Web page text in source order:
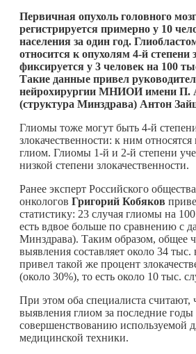
Первичная опухоль головного
регистрируется примерно у 10
населения за один год.
относится к опухолям 4-й степени
фиксируется у 3 человек на 100
Такие данные привел
нейрохирургии МНИОИ имени П.
(структура Минздрава) Антон
Глиомы тоже могут быть 4-й
злокачественности: к ним
глиом. Глиомы 1-й и 2-й степени
низкой степени злокачественности.
Ранее эксперт Российского
онкологов Григорий Кобяков
статистику: 23 случая глиомы на
есть вдвое больше по сравнению с
Минздрава). Таким образом, общее
выявления составляет около 34 тыс.
привел такой же процент
(около 30%), то есть около 10 тыс.
При этом оба специалиста считают,
выявления глиом за последние годы
совершенствованию используемой
медицинской техники.